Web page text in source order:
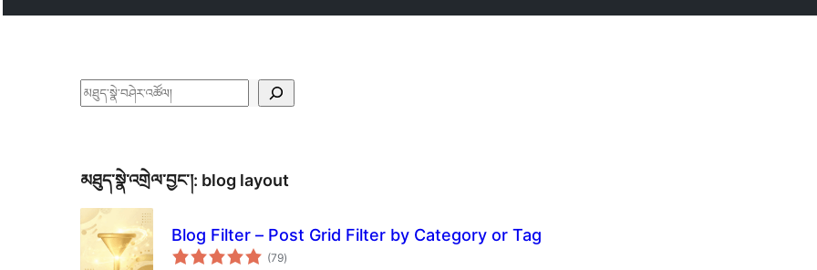
བཤེར་
མཐུད་སྣེ་འགྲེལ་བྱང་།: blog layout
Blog Filter – Post Grid Filter by Category or Tag
(79གདེང་
འཇོག་
)